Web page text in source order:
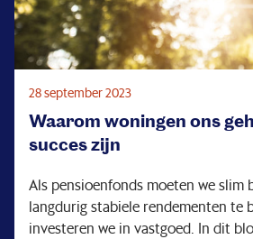
28 september 2023
Waarom woningen ons
succes zijn
Als pensioenfonds moeten we slim
langdurig stabiele rendementen te
investeren we in vastgoed. In dit